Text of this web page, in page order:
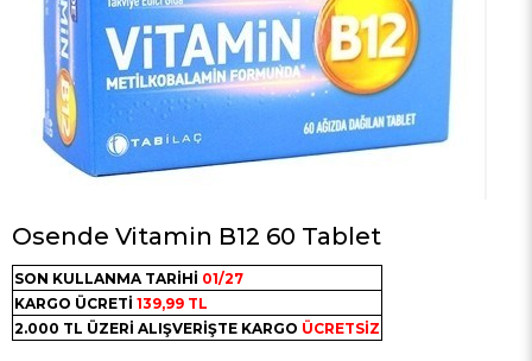
Osende Vitamin B12 60 Tablet
SON KULLANMA TARİHİ 01/27
KARGO ÜCRETİ 139,99 TL
2.000 TL ÜZERİ ALIŞVERİŞTE KARGO ÜCRETSİZ